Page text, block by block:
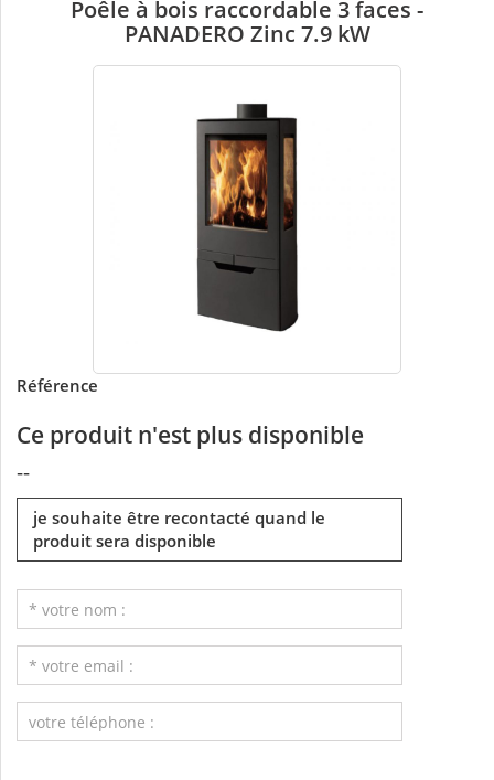
Poêle à bois raccordable 3 faces -
PANADERO Zinc 7.9 kW
Référence
Ce produit n'est plus disponible
--
je souhaite être recontacté quand le
produit sera disponible